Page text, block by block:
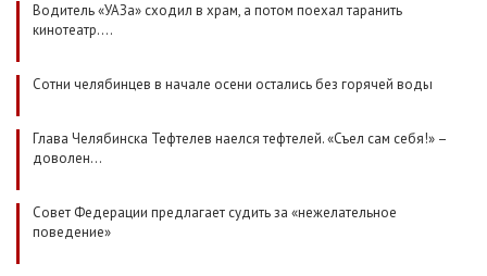
Водитель «УАЗа» сходил в храм, а потом поехал таранить
кинотеатр.…
Сотни челябинцев в начале осени остались без горячей воды
Глава Челябинска Тефтелев наелся тефтелей. «Съел сам себя!» –
доволен…
Совет Федерации предлагает судить за «нежелательное
поведение»